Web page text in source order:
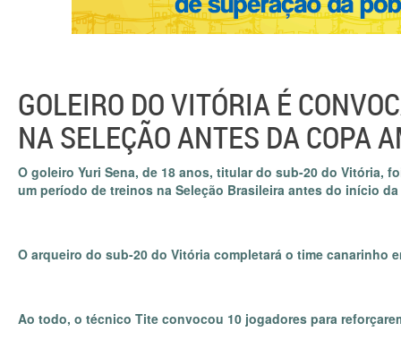
GOLEIRO DO VITÓRIA É
NA SELEÇÃO ANTES DA COPA
O goleiro Yuri Sena, de 18 anos, titular do sub-20 do Vitória,
um período de treinos na Seleção Brasileira antes do início da
O arqueiro do sub-20 do Vitória completará o time canarinho
Ao todo, o técnico Tite convocou 10 jogadores para